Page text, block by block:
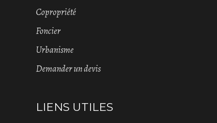
Copropriété
Foncier
Urbanisme
Demander un devis
LIENS UTILES